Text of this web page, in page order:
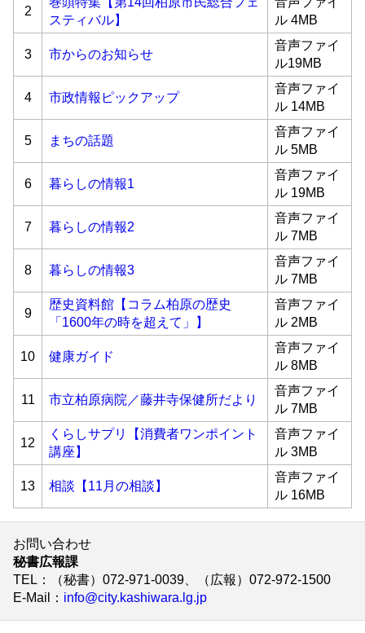
2
スティバル】
ル 4MB
3 市からのお知らせ
音声ファイ
ル19MB
4 市政情報ピックアップ
音声ファイ
ル 14MB
5 まちの話題
音声ファイ
ル 5MB
6 暮らしの情報1
音声ファイ
ル 19MB
7 暮らしの情報2
音声ファイ
ル 7MB
8 暮らしの情報3
音声ファイ
ル 7MB
9
歴史資料館【コラム柏原の歴史
「1600年の時を超えて」】
音声ファイ
ル 2MB
10 健康ガイド
音声ファイ
ル 8MB
11 市立柏原病院／藤井寺保健所だより
音声ファイ
ル 7MB
12
くらしサプリ【消費者ワンポイント
講座】
音声ファイ
ル 3MB
13 相談【11月の相談】
音声ファイ
ル 16MB
お問い合わせ
秘書広報課
TEL ：（秘書）072-971-0039、（広報）072-972-1500
E-Mail
： info@city.kashiwara.lg.jp